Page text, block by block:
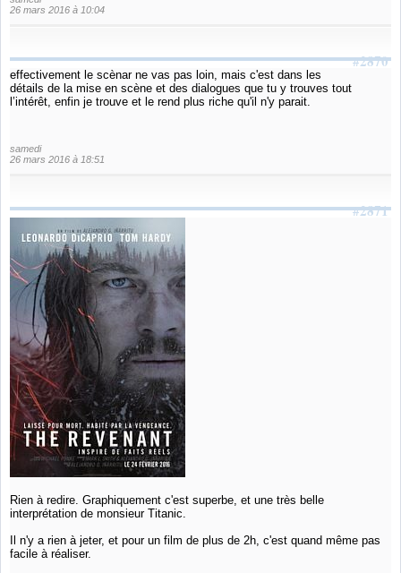
26 mars 2016 à 10:04
#2870
effectivement le scènar ne vas pas loin, mais c'est dans les
détails de la mise en scène et des dialogues que tu y trouves tout
l’intérêt, enfin je trouve et le rend plus riche qu'il n'y parait.
samedi
26 mars 2016 à 18:51
#2871
Rien à redire. Graphiquement c'est superbe, et une très belle
interprétation de monsieur Titanic.
Il n'y a rien à jeter, et pour un film de plus de 2h, c'est quand même pas
facile à réaliser.